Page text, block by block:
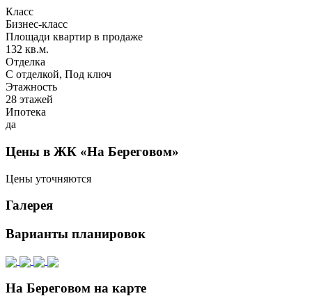
Класс
Бизнес-класс
Площади квартир в продаже
132 кв.м.
Отделка
С отделкой, Под ключ
Этажность
28 этажей
Ипотека
да
Цены в ЖК «На Береговом»
Цены уточняются
Галерея
Варианты планировок
На Береговом на карте